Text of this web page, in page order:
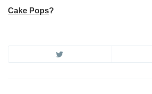
Cake Pops?